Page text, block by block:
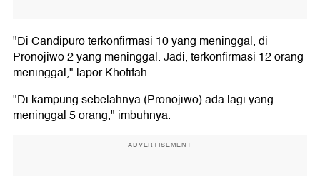
"Di Candipuro terkonfirmasi 10 yang meninggal, di
Pronojiwo 2 yang meninggal. Jadi, terkonfirmasi 12 orang
meninggal," lapor Khofifah.
"Di kampung sebelahnya (Pronojiwo) ada lagi yang
meninggal 5 orang," imbuhnya.
ADVERTISEMENT